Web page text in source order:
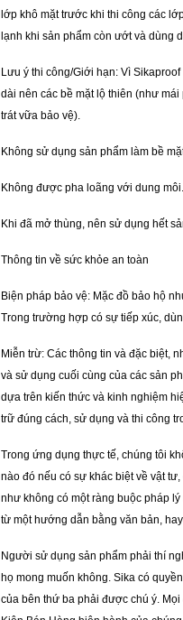
lớp khô mặt trước khi thi công các
lạnh khi sản phẩm còn ướt và dùng
Lưu ý thi công/Giới hạn: Vì
dài nên các bề mặt lộ thiên (như
trát vữa bảo vệ).
Không sử dụng sản phẩm làm bề
Không được pha loãng với dung môi.
Khi đã mở thùng, nên sử dụng hết
Thông tin về sức khỏe an toàn
Biện pháp bảo vệ: Mặc đồ bảo hộ
Trong trường hợp có sự tiếp xúc,
Miễn trừ: Các thông tin và đặc biệt,
và sử dụng cuối cùng của các sản
dựa trên kiến thức và kinh nghiệm
trữ đúng cách, sử dụng và thi công
Trong ứng dụng thực tế, chúng tôi
nào đó nếu có sự khác biệt về vật
như không có một ràng buộc pháp
từ một hướng dẫn bằng văn bản,
Người sử dụng sản phẩm phải thí
họ mong muốn không. Sika có
của bên thứ ba phải được chú ý.